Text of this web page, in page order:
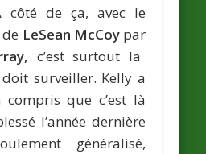
côté de ça, avec le
LeSean McCoy par
c’est surtout la
doit surveiller. Kelly a
compris que c’est là
l’année dernière
généralisé,